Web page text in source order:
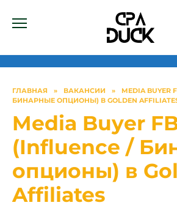
ГЛАВНАЯ » ВАКАНСИИ »
MEDIA BUYER
БИНАРНЫЕ ОПЦИОНЫ) В GOLDEN
Media Buyer
(Influence /
опционы) в
Affiliates